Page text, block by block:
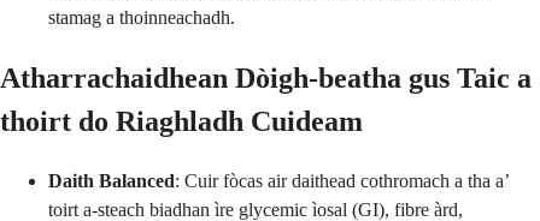
stamag a thoinneachadh.
Atharrachaidhean Dòigh-beatha gus Taic a
thoirt do Riaghladh Cuideam
Daith Balanced: Cuir fòcas air daithead cothromach a tha a’
toirt a-steach biadhan ìre glycemic ìosal (GI), fibre àrd,